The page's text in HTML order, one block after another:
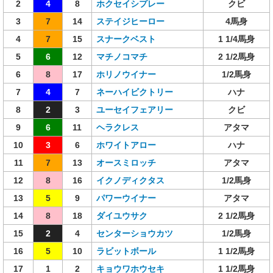
2 4 8 ホクセイシプレー
クビ
3
7 14 ステイジヒーロー
4馬身
4
7 15 スナークベスト
1 1/4馬身
5
6 12 マチノコマチ
2 1/2馬身
6
8 17 ホリノウイナー
1/2馬身
7
4 7 ネーハイビクトリー
ハナ
8
2 3 ユーセイフェアリー
クビ
9
6 11 ヘラクレス
アタマ
10
3 6 ホワイトアロー
ハナ
11
7 13 オースミロッチ
アタマ
12
8 16 イクノディクタス
1/2馬身
13
5 9 パワーウイナー
アタマ
14
8 18 ダイユウサク
2 1/2馬身
15
2 4 センターショウカツ
1/2馬身
16
5 10 ラビットボール
1 1/2馬身
17
1 2 キョウワホウセキ 1 1/2馬身